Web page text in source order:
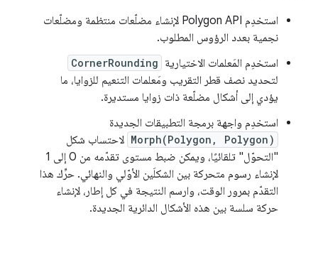
استخدِم Polygon API لإنشاء مضلّعات منتظمة ومضلّعات
نجمية بعدد الرؤوس المطلوب.
استخدِم المَعلمات الاختيارية CornerRounding
لتحديد نصف قطر التقريب ومَعلمات التنعيم للزوايا، ما
يؤدي إلى أشكال مضلّعة ذات زوايا مستديرة.
استخدِم واجهة برمجة التطبيقات الجديدة
Morph(Polygon, Polygon) لاحتساب شكل
"التحوّل" تلقائيًا، ويمكن ضبط مستوى تقدّمه من 0 إلى 1
لإنشاء رسوم متحركة بين الشكلَين الأوّلي والنهائي. حرِّك هذا
التقدّم بمرور الوقت، وارسم النتيجة في كل إطار، لإنشاء
حركة سلسة بين هذه الأشكال الدائرية الجديدة.